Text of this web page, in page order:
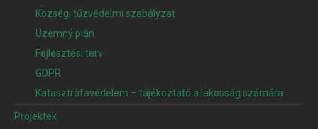
Községi tűzvédelmi szabályzat
Územný plán
Fejlesztési terv
GDPR
Katasztrófavédelem – tájékoztató a lakosság számára
Projektek